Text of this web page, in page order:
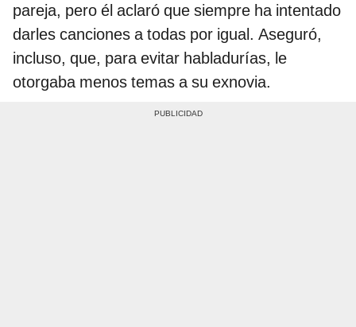
pareja, pero él aclaró que siempre ha intentado
darles canciones a todas por igual. Aseguró,
incluso, que, para evitar habladurías, le
otorgaba menos temas a su exnovia.